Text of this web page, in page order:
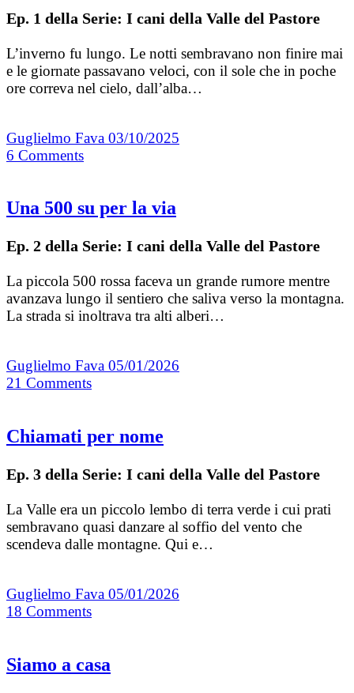
Ep. 1 della Serie: I cani della Valle del Pastore
L’inverno fu lungo. Le notti sembravano non finire mai
e le giornate passavano veloci, con il sole che in poche
ore correva nel cielo, dall’alba…
Guglielmo Fava 03/10/2025
6 Comments
Una 500 su per la via
Ep. 2 della Serie: I cani della Valle del Pastore
La piccola 500 rossa faceva un grande rumore mentre
avanzava lungo il sentiero che saliva verso la montagna.
La strada si inoltrava tra alti alberi…
Guglielmo Fava 05/01/2026
21 Comments
Chiamati per nome
Ep. 3 della Serie: I cani della Valle del Pastore
La Valle era un piccolo lembo di terra verde i cui prati
sembravano quasi danzare al soffio del vento che
scendeva dalle montagne. Qui e…
Guglielmo Fava 05/01/2026
18 Comments
Siamo a casa